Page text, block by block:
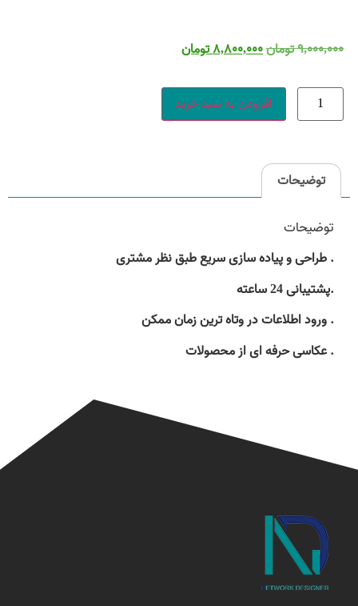
۹,۰۰۰,۰۰۰تومان۸,۸۰۰,۰۰۰تومان
افزودن به سبد خرید
توضیحات
توضیحات
. طراحی و پیاده سازی سریع طبق نظر مشتری
.پشتیبانی 24 ساعته
. ورود اطلاعات در وتاه ترین زمان ممکن
. عکاسی حرفه ای از محصولات